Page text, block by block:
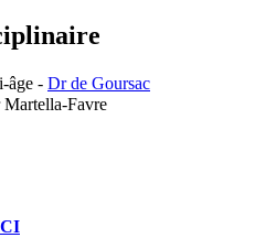
âge - Dr de Goursac
Favre